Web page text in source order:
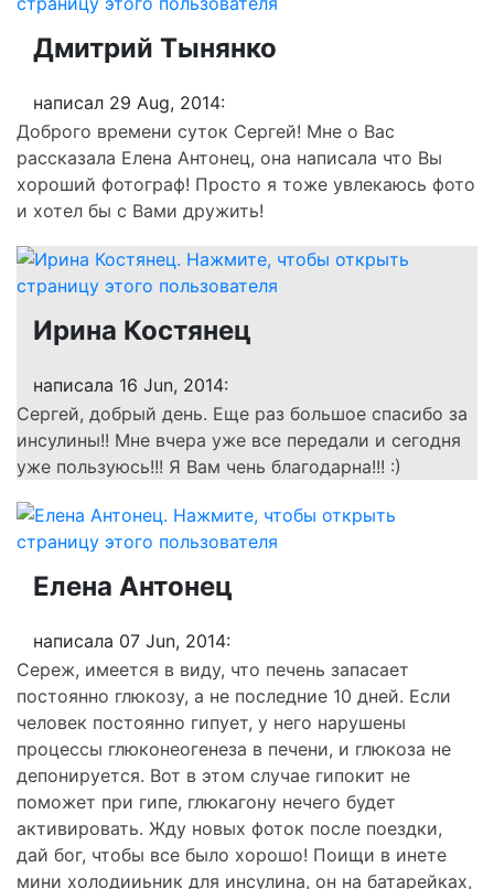
Дмитрий Тынянко
написал 29 Aug, 2014:
Доброго времени суток Сергей! Мне о Вас
рассказала Елена Антонец, она написала что Вы
хороший фотограф! Просто я тоже увлекаюсь фото
и хотел бы с Вами дружить!
Ирина Костянец
написала 16 Jun, 2014:
Сергей, добрый день. Еще раз большое спасибо за
инсулины!! Мне вчера уже все передали и сегодня
уже пользуюсь!!! Я Вам чень благодарна!!! :)
Елена Антонец
написала 07 Jun, 2014:
Сереж, имеется в виду, что печень запасает
постоянно глюкозу, а не последние 10 дней. Если
человек постоянно гипует, у него нарушены
процессы глюконеогенеза в печени, и глюкоза не
депонируется. Вот в этом случае гипокит не
поможет при гипе, глюкагону нечего будет
активировать. Жду новых фоток после поездки,
дай бог, чтобы все было хорошо! Поищи в инете
мини холодииьник для инсулина, он на батарейках,